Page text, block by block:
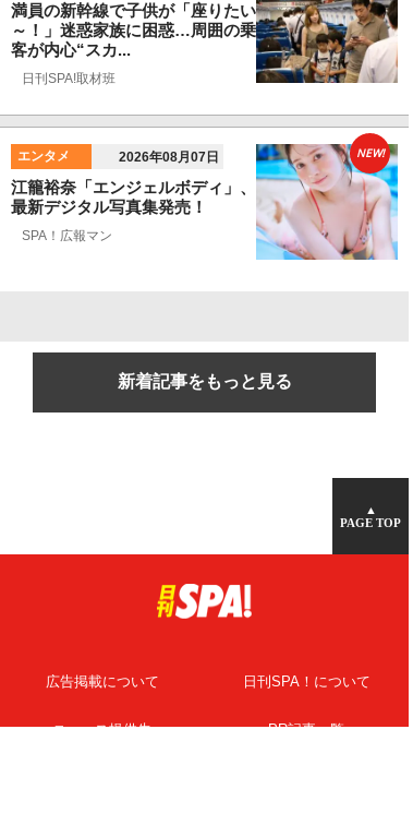
満員の新幹線で子供が「座りたい
～！」迷惑家族に困惑…周囲の乗
客が内心“スカ...
日刊SPA!取材班
エンタメ 2026年08月07日
江籠裕奈「エンジェルボディ」、
最新デジタル写真集発売！
SPA！広報マン
NEW!
新着記事をもっと見る
▲
PAGE TOP
広告掲載について 日刊SPA！について
ニュース提供先 PR記事一覧